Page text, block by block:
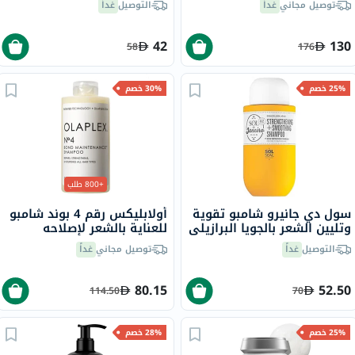
توصيل مجانيغداً
130
176
التوصيلغداً
42
58
25% خصم
سول دي جانيرو شامبو تقوية
وتليين الشعر بالجويا البرازيلي
90 ملالتوصيلغداً
52.50
70
30% خصم
+800 طلب
أولابليكس رقم 4 بوند شامبو
للعناية بالشعر لإصلاحه
وتقويته وتغذيته 250 مل
توصيل مجانيغداً
80.15
114.50
25% خصم 28% خصم